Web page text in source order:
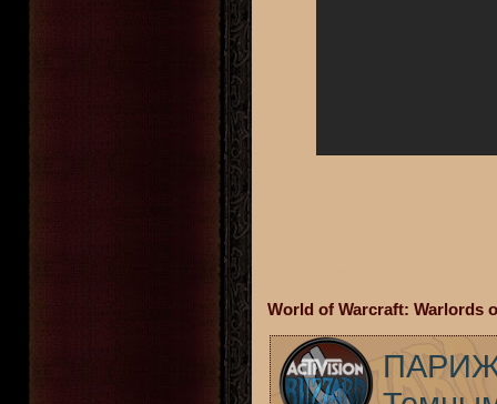
World of Warcraft: Warlords